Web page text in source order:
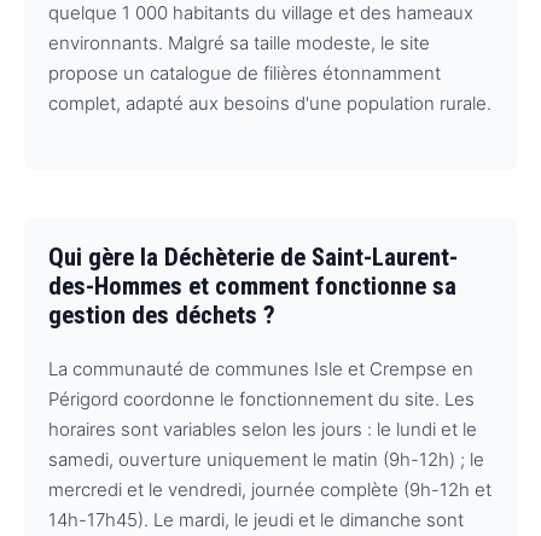
quelque 1 000 habitants du village et des hameaux
environnants. Malgré sa taille modeste, le site
propose un catalogue de filières étonnamment
complet, adapté aux besoins d'une population rurale.
Qui gère la Déchèterie de Saint-Laurent-
des-Hommes et comment fonctionne sa
gestion des déchets ?
La communauté de communes Isle et Crempse en
Périgord coordonne le fonctionnement du site. Les
horaires sont variables selon les jours : le lundi et le
samedi, ouverture uniquement le matin (9h-12h) ; le
mercredi et le vendredi, journée complète (9h-12h et
14h-17h45). Le mardi, le jeudi et le dimanche sont